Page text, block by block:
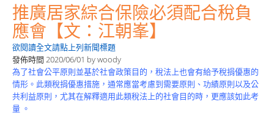
商品簡介
Product
推廣居家綜合保險必須配合稅負
應會【文：江朝峯】
欲閱讀全文請點上列新聞標題
發佈時間 2020/06/01 bywoody
為了社會公平原則並基於社會政策目的，稅法上也會有給予稅捐優惠的
情形。此類稅捐優惠措施，通常應當考慮到需要原則、功績原則以及公
共利益原則，尤其在解釋適用此類稅法上的社會目的時，更應該如此考
量 。